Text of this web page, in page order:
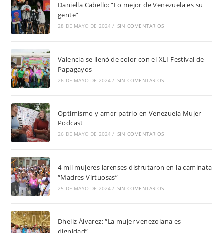
Daniella Cabello: “Lo mejor de Venezuela es su
gente”
28 DE MAYO DE 2024 / SIN COMENTARIOS
Valencia se llenó de color con el XLI Festival de
Papagayos
26 DE MAYO DE 2024 / SIN COMENTARIOS
Optimismo y amor patrio en Venezuela Mujer
Podcast
26 DE MAYO DE 2024 / SIN COMENTARIOS
4 mil mujeres larenses disfrutaron en la caminata
“Madres Virtuosas”
25 DE MAYO DE 2024 / SIN COMENTARIOS
Dheliz Álvarez: “La mujer venezolana es
dignidad”